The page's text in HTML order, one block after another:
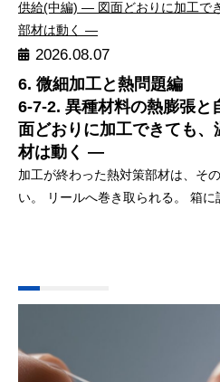
2026.08.07
6. 微細加工と熱問題編
6-7-2. 異種材料の熱膨張
面どおりに加工できても
材は動く ―
加工が終わった熱対策部材は、そ
い。 リールへ巻き取られる。 箱に